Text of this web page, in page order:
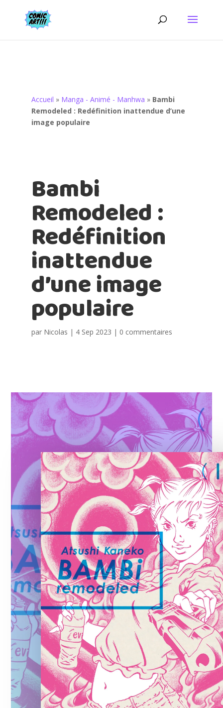
Accueil » Manga - Animé - Manhwa » Bambi
Remodeled : Redéfinition inattendue d’une
image populaire
Bambi
Remodeled :
Redéfinition
inattendue
d’une image
populaire
par Nicolas | 4 Sep 2023 | 0 commentaires